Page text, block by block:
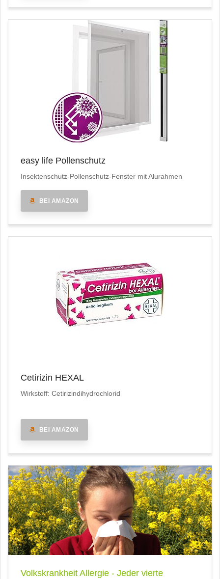
easy life Pollenschutz
Insektenschutz-Pollenschutz-Fenster mit Alurahmen
BEI AMAZON
Cetirizin HEXAL
Wirkstoff: Cetirizindihydrochlorid
BEI AMAZON
Volkskrankheit Allergie - Jeder vierte